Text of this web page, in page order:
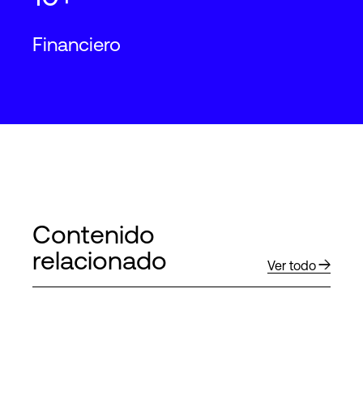
Financiero
Contenido
relacionado
Ver todo